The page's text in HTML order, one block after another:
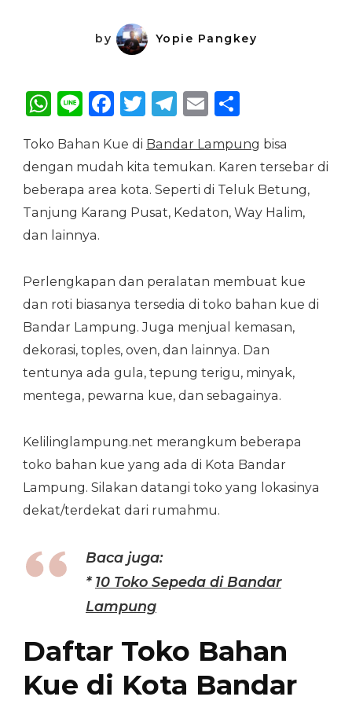
by Yopie Pangkey
WhatsApp
LineFacebook
Twitter
Telegram
Email
Toko Bahan Kue di Bandar Lampung bisa
dengan mudah kita temukan. Karen tersebar di
beberapa area kota. Seperti di Teluk Betung,
Tanjung Karang Pusat, Kedaton, Way Halim,
dan lainnya.
Perlengkapan dan peralatan membuat kue
dan roti biasanya tersedia di toko bahan kue di
Bandar Lampung. Juga menjual kemasan,
dekorasi, toples, oven, dan lainnya. Dan
tentunya ada gula, tepung terigu, minyak,
mentega, pewarna kue, dan sebagainya.
Kelilinglampung.net merangkum beberapa
toko bahan kue yang ada di Kota Bandar
Lampung. Silakan datangi toko yang lokasinya
dekat/terdekat dari rumahmu.
Baca juga:
*10 Toko Sepeda di Bandar
Lampung
Daftar Toko Bahan
Kue di Kota Bandar